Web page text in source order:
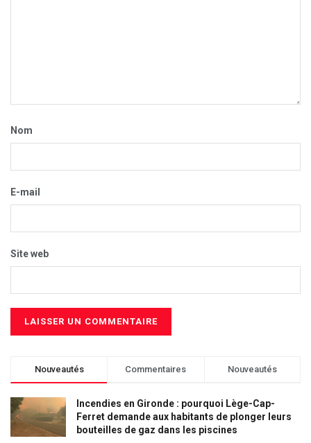
Nom
E-mail
Site web
Nouveautés Commentaires Nouveautés
Incendies en Gironde : pourquoi Lège-Cap-
Ferret demande aux habitants de plonger leurs
bouteilles de gaz dans les piscines